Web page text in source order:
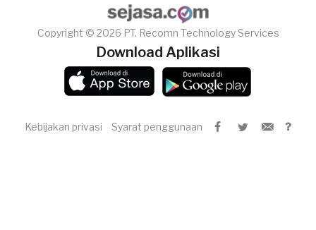
Copyright © 2026 PT. Recomn Technology Services
Download Aplikasi
Kebijakan privasi Syarat penggunaan